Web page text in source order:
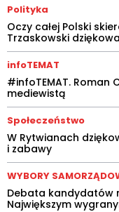
Polityka
Oczy całej Polski
Trzaskowski
infoTEMAT
#infoTEMAT. Roman
mediewistą
Społeczeństwo
W Rytwianach
i zabawy
WYBORY
Debata kandydatów
Największym